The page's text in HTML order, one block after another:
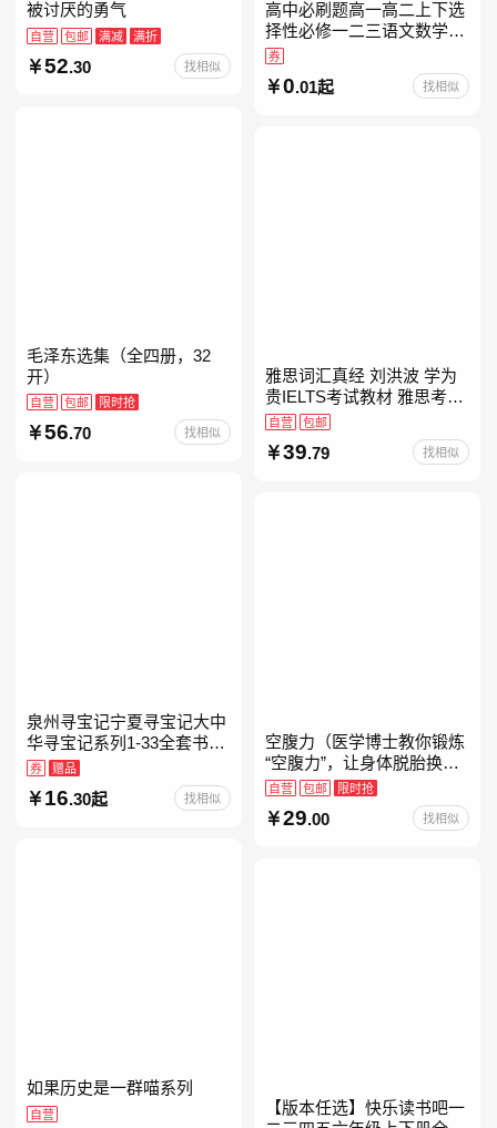
被讨厌的勇气
自营 包邮 满减 满折
52.30 找相似
高中必刷题高一高二上下选
择性必修一二三语文数学英
语物理化学生物政治历史地
理人教版同步练习册狂k重
点教辅资料
券
0.01起 找相似
毛泽东选集（全四册，32
开）
自营 包邮 限时抢
56.70 找相似
雅思词汇真经 刘洪波 学为
贵IELTS考试教材 雅思考试
资料单词书核心词汇书
自营 包邮
39.79 找相似
泉州寻宝记宁夏寻宝记大中
华寻宝记系列1-33全套书32
册【含新书宁夏寻宝记】当
当自营正版6-12岁新疆海南
广东福建河北黑
券 赠品
16.30起 找相似
空腹力（医学博士教你锻炼
“空腹力”，让身体脱胎换
骨！）
自营 包邮 限时抢
29.00 找相似
如果历史是一群喵系列
自营
【版本任选】快乐读书吧一